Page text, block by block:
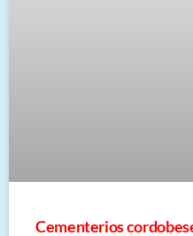
Cementerios